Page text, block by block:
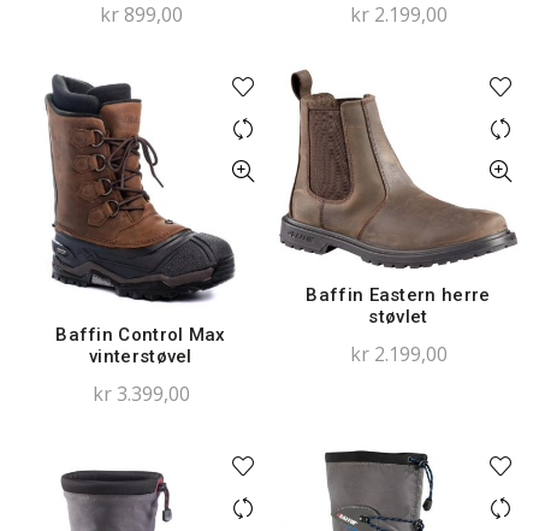
kr899,00 kr2.199,00
Baffin Control Max
vinterstøvel
kr3.399,00
Baffin Eastern herre
støvlet
kr2.199,00